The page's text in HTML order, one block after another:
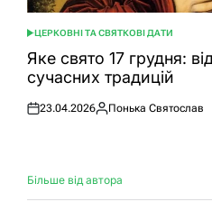
ОПУБЛІКУВАТИ
У
ЦЕРКОВНІ ТА СВЯТКОВІ ДАТИ
Яке свято 17 грудня:
сучасних традицій
Оприлюднено
23.04.2026
Опубліковано
Понька Святослав
Більше від автора